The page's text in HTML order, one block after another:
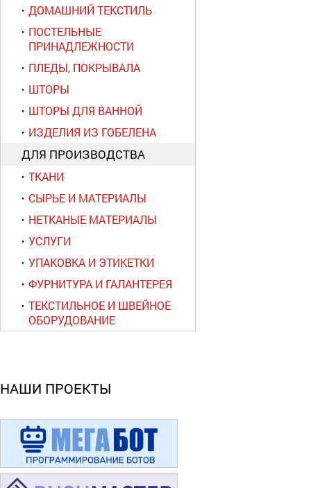
ДОМАШНИЙ ТЕКСТИЛЬ
ПОСТЕЛЬНЫЕ
ПРИНАДЛЕЖНОСТИ
ПЛЕДЫ, ПОКРЫВАЛА
ШТОРЫ
ШТОРЫ ДЛЯ ВАННОЙ
ИЗДЕЛИЯ ИЗ ГОБЕЛЕНА
ДЛЯ ПРОИЗВОДСТВА
ТКАНИ
СЫРЬЕ И МАТЕРИАЛЫ
НЕТКАНЫЕ МАТЕРИАЛЫ
УСЛУГИ
УПАКОВКА И ЭТИКЕТКИ
ФУРНИТУРА И ГАЛАНТЕРЕЯ
ТЕКСТИЛЬНОЕ И ШВЕЙНОЕ
ОБОРУДОВАНИЕ
НАШИ ПРОЕКТЫ